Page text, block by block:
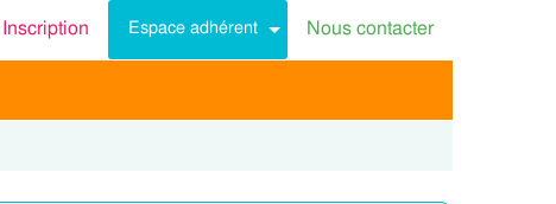
Inscription Espace adhérent Nous contacter